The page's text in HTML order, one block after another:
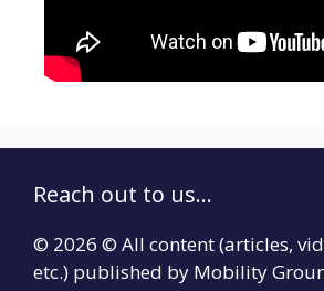
Reach out to us...
© 2026 © All content (articles,
etc.) published by Mobility